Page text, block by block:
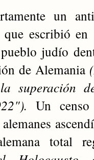
un
escribió en
judío
de Alemania
superación
Un
total